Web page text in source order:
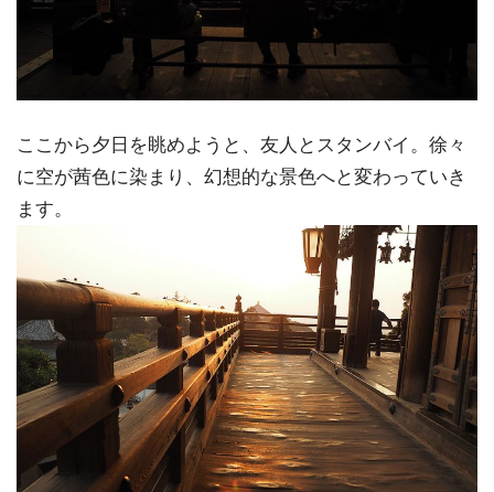
ここから夕日を眺めようと、友人とスタンバイ。徐々
に空が茜色に染まり、幻想的な景色へと変わっていき
ます。